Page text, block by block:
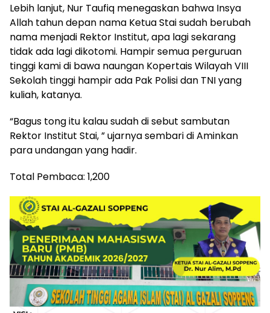
Lebih lanjut, Nur Taufiq menegaskan bahwa Insya
Allah tahun depan nama Ketua Stai sudah berubah
nama menjadi Rektor Institut, apa lagi sekarang
tidak ada lagi dikotomi. Hampir semua perguruan
tinggi kami di bawa naungan Kopertais Wilayah VIII
Sekolah tinggi hampir ada Pak Polisi dan TNI yang
kuliah, katanya.
“Bagus tong itu kalau sudah di sebut sambutan
Rektor Institut Stai, ” ujarnya sembari di Aminkan
para undangan yang hadir.
Total Pembaca: 1,200